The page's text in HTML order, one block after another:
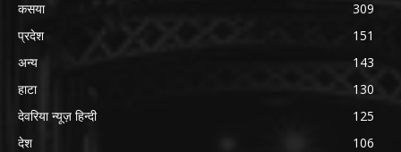
कसया
309
प्रदेश
151
अन्य
143
हाटा
130
देवरिया न्यूज़ हिन्दी
125
देश
106